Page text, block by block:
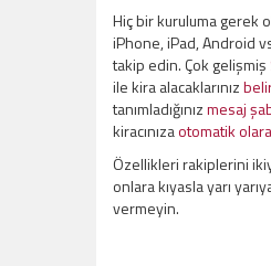
Hiç bir kuruluma gerek
iPhone, iPad, Android
takip edin. Çok gelişmiş
ile kira alacaklarınız
tanımladığınızmesaj
kiracınızaotomatik
Özellikleri rakiplerini
onlara kıyasla yarı
vermeyin.